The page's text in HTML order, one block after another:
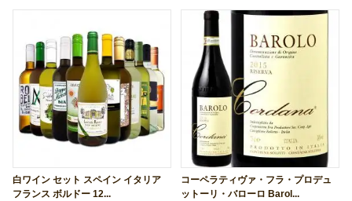
白ワイン セット スペイン イタリア
フランス ボルドー 12...
コーペラティヴァ・フラ・プロデュ
ットーリ・バローロ Barol...